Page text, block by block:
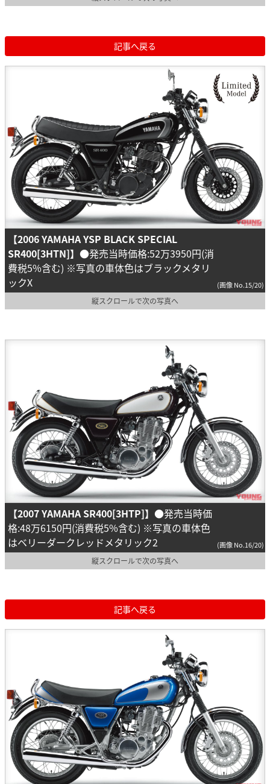
記事へ戻る
【2006 YAMAHA YSP BLACK SPECIAL
SR400[3HTN]】 ●発売当時価格:52万3950円(消
費税5%含む) ※写真の車体色はブラックメタリ
ックX
(画像 No.15/20)
縦スクロールで次の写真へ
【2007 YAMAHA SR400[3HTP]】 ●発売当時価
格:48万6150円(消費税5%含む) ※写真の車体色
はベリーダークレッドメタリック2
(画像 No.16/20)
縦スクロールで次の写真へ
記事へ戻る